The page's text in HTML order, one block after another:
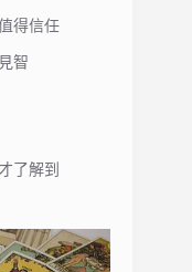
得信任
智
才了解到